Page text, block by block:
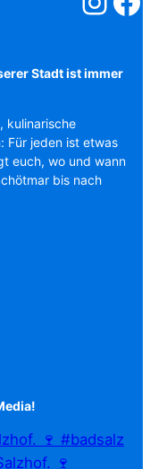
Stadt ist immer
kulinarische
Für jeden ist etwas
euch, wo und wann
bis nach
🍷 #badsalz